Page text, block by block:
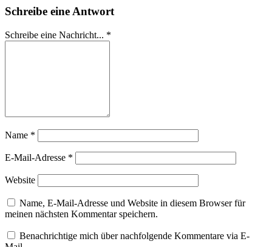
Schreibe eine Antwort
Schreibe eine Nachricht... *
Name *
E-Mail-Adresse *
Website
Name, E-Mail-Adresse und Website in diesem Browser für
meinen nächsten Kommentar speichern.
Benachrichtige mich über nachfolgende Kommentare via E-